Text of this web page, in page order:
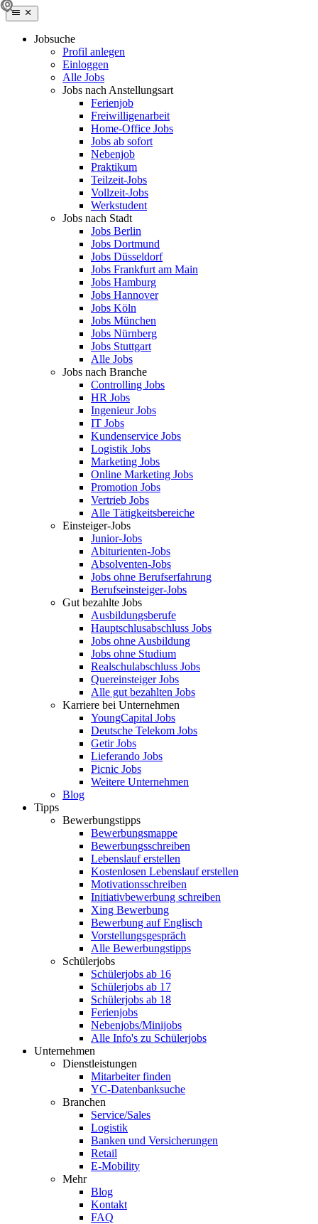
Jobsuche
Profil anlegen
Einloggen
Alle Jobs
Jobs nach Anstellungsart
Ferienjob
Freiwilligenarbeit
Home-Office Jobs
Jobs ab sofort
Nebenjob
Praktikum
Teilzeit-Jobs
Vollzeit-Jobs
Werkstudent
Jobs nach Stadt
Jobs Berlin
Jobs Dortmund
Jobs Düsseldorf
Jobs Frankfurt am Main
Jobs Hamburg
Jobs Hannover
Jobs Köln
Jobs München
Jobs Nürnberg
Jobs Stuttgart
Alle Jobs
Jobs nach Branche
Controlling Jobs
HR Jobs
Ingenieur Jobs
IT Jobs
Kundenservice Jobs
Logistik Jobs
Marketing Jobs
Online Marketing Jobs
Promotion Jobs
Vertrieb Jobs
Alle Tätigkeitsbereiche
Einsteiger-Jobs
Junior-Jobs
Abiturienten-Jobs
Absolventen-Jobs
Jobs ohne Berufserfahrung
Berufseinsteiger-Jobs
Gut bezahlte Jobs
Ausbildungsberufe
Hauptschlusabschluss Jobs
Jobs ohne Ausbildung
Jobs ohne Studium
Realschulabschluss Jobs
Quereinsteiger Jobs
Alle gut bezahlten Jobs
Karriere bei Unternehmen
YoungCapital Jobs
Deutsche Telekom Jobs
Getir Jobs
Lieferando Jobs
Picnic Jobs
Weitere Unternehmen
Blog
Tipps
Bewerbungstipps
Bewerbungsmappe
Bewerbungsschreiben
Lebenslauf erstellen
Kostenlosen Lebenslauf erstellen
Motivationsschreiben
Initiativbewerbung schreiben
Xing Bewerbung
Bewerbung auf Englisch
Vorstellungsgespräch
Alle Bewerbungstipps
Schülerjobs
Schülerjobs ab 16
Schülerjobs ab 17
Schülerjobs ab 18
Ferienjobs
Nebenjobs/Minijobs
Alle Info's zu Schülerjobs
Unternehmen
Dienstleistungen
Mitarbeiter finden
YC-Datenbanksuche
Branchen
Service/Sales
Logistik
Banken und Versicherungen
Retail
E-Mobility
Mehr
Blog
Kontakt
FAQ